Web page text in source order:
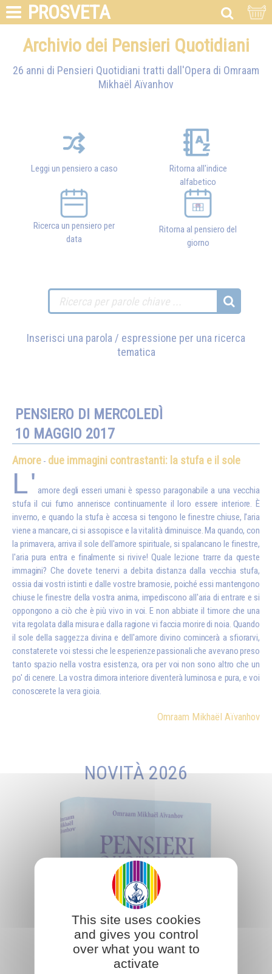
PROSVETA
Archivio dei Pensieri Quotidiani
26 anni di Pensieri Quotidiani tratti dall'Opera di Omraam
Mikhaël Aïvanhov
Leggi un pensiero a caso
Ritorna all'indice
alfabetico
Ricerca un pensiero per
data
Ritorna al pensiero del
giorno
Inserisci una parola / espressione per una ricerca
tematica
PENSIERO DI MERCOLEDÌ
10 MAGGIO 2017
Amore - due immagini contrastanti: la stufa e il sole
L' amore degli esseri umani è spesso paragonabile a una vecchia
stufa il cui fumo annerisce continuamente il loro essere interiore. È
inverno, e quando la stufa è accesa si tengono le finestre chiuse, l'aria
viene a mancare, ci si assopisce e la vitalità diminuisce. Ma quando, con
la primavera, arriva il sole dell'amore spirituale, si spalancano le finestre,
l'aria pura entra e finalmente si rivive! Quale lezione trarre da queste
immagini? Che dovete tenervi a debita distanza dalla vecchia stufa,
ossia dai vostri istinti e dalle vostre bramosie, poiché essi mantengono
chiuse le finestre della vostra anima, impediscono all'aria di entrare e si
oppongono a ciò che è più vivo in voi. E non abbiate il timore che una
vita regolata dalla misura e dalla ragione vi faccia morire di noia. Quando
il sole della saggezza divina e dell'amore divino comincerà a sfiorarvi,
constaterete voi stessi che le esperienze passionali che avevano preso
tanto spazio nella vostra esistenza, ora per voi non sono altro che un
po' di cenere. La vostra dimora interiore diventerà luminosa e pura, e voi
conoscerete la vera gioia.
Omraam Mikhaël Aïvanhov
NOVITÀ 2026
This site uses cookies
and gives you control
over what you want to
activate